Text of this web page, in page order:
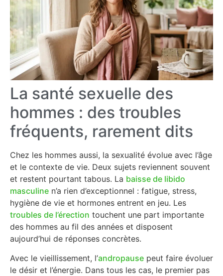
La santé sexuelle des
hommes : des troubles
fréquents, rarement dits
Chez les hommes aussi, la sexualité évolue avec l’âge
et le contexte de vie. Deux sujets reviennent souvent
et restent pourtant tabous. La baisse de libido
masculine n’a rien d’exceptionnel : fatigue, stress,
hygiène de vie et hormones entrent en jeu. Les
troubles de l’érection touchent une part importante
des hommes au fil des années et disposent
aujourd’hui de réponses concrètes.
Avec le vieillissement, l’andropause peut faire évoluer
le désir et l’énergie. Dans tous les cas, le premier pas